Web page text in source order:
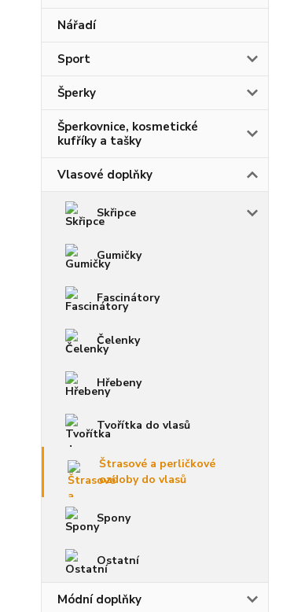
Nářadí
Sport
Šperky
Šperkovnice, kosmetické
kufříky a tašky
Vlasové doplňky
Skřipce
Gumičky
Fascinátory
Čelenky
Hřebeny
Tvořítka do vlasů
Štrasové a perličkové
ozdoby do vlasů
Spony
Ostatní
Módní doplňky